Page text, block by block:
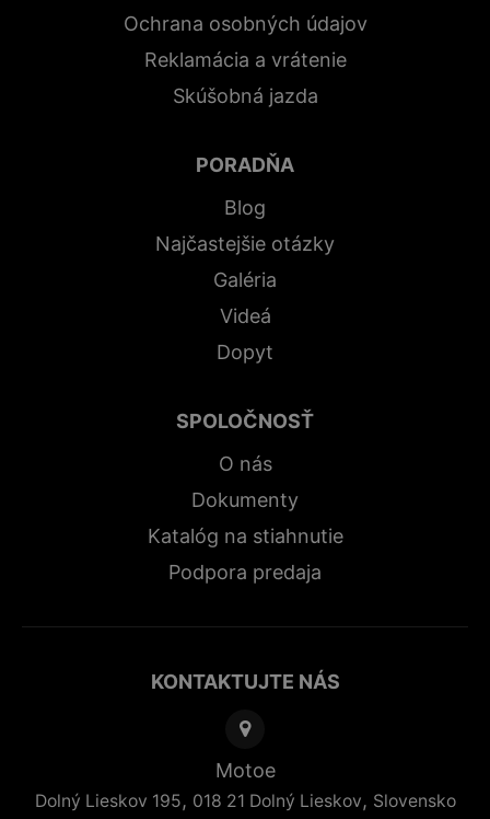
Ochrana osobných údajov
Reklamácia a vrátenie
Skúšobná jazda
PORADŇA
Blog
Najčastejšie otázky
Galéria
Videá
Dopyt
SPOLOČNOSŤ
O nás
Dokumenty
Katalóg na stiahnutie
Podpora predaja
KONTAKTUJTE NÁS
Motoe
Dolný Lieskov 195, 018 21 Dolný Lieskov, Slovensko